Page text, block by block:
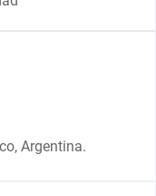
Argentina.